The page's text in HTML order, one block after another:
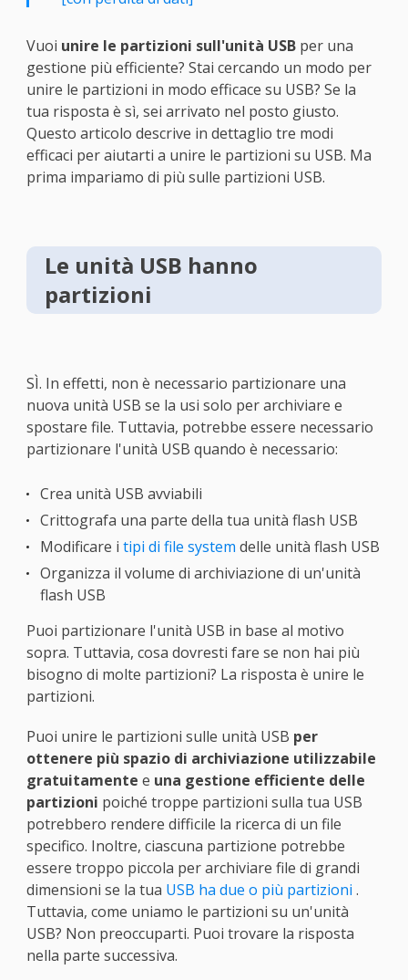
Vuoi unire le partizioni sull'unità USBper una
gestione più efficiente? Stai cercando un modo per
unire le partizioni in modo efficace su USB? Se la
tua risposta è sì, sei arrivato nel posto giusto.
Questo articolo descrive in dettaglio tre modi
efficaci per aiutarti a unire le partizioni su USB. Ma
prima impariamo di più sulle partizioni USB.
Le unità USB hanno
partizioni
SÌ. In effetti, non è necessario partizionare una
nuova unità USB se la usi solo per archiviare e
spostare file. Tuttavia, potrebbe essere necessario
partizionare l'unità USB quando è necessario:
Crea unità USB avviabili
Crittografa una parte della tua unità flash USB
Modificare i tipi di file system delle unità flash USB
Organizza il volume di archiviazione di un'unità
flash USB
Puoi partizionare l'unità USB in base al motivo
sopra. Tuttavia, cosa dovresti fare se non hai più
bisogno di molte partizioni? La risposta è unire le
partizioni.
Puoi unire le partizioni sulle unità USB per
ottenere più spazio di archiviazione utilizzabile
gratuitamente e una gestione efficiente delle
partizioni poiché troppe partizioni sulla tua USB
potrebbero rendere difficile la ricerca di un file
specifico. Inoltre, ciascuna partizione potrebbe
essere troppo piccola per archiviare file di grandi
dimensioni se la tua USB ha due o più partizioni .
Tuttavia, come uniamo le partizioni su un'unità
USB? Non preoccuparti. Puoi trovare la risposta
nella parte successiva.